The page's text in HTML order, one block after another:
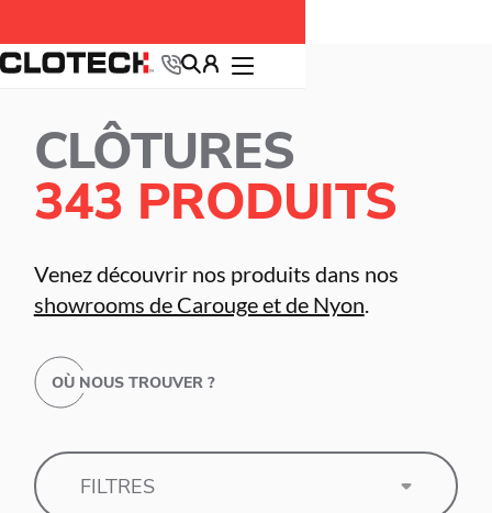
Accueil >Produits> Clôtures
CLÔTURES
343 PRODUITS
Venez découvrir nos produits dans nos
showrooms de Carouge et de Nyon.
OÙ NOUS TROUVER ?
FILTRES